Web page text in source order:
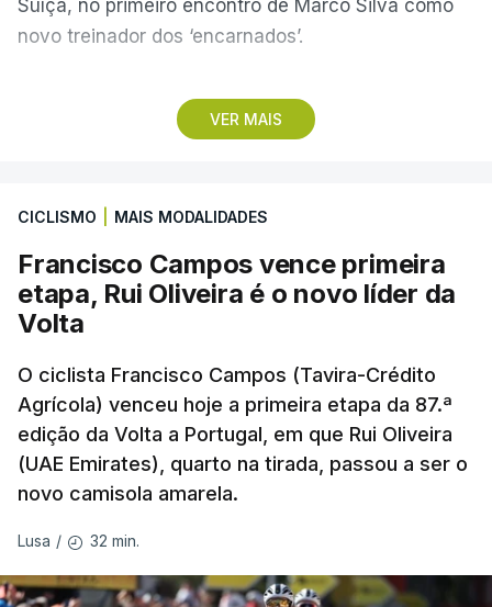
VER MAIS
Suíça, no primeiro encontro de Marco Silva como
novo treinador dos ‘encarnados’.
Pela frente, as ‘águias’ vão ter agora o vice-
campeão escocês, que tem o português Cláudio
de serem eliminados pelos austríacos do Sturm
Graz, com um agregado de 6-0.
Caso se qualifique, o Benfica vai encontrar outra
encontro entre Aarhus, campeão dinamarquês, ou
o Sabah, campeão do Azerbaijão, sendo que, em
caso de afastamento, os 'encarnados' caem para o
play-off da Liga Conferência, encontrando os
estónios do Paide ou os austríacos do Rapid Viena.
arbitragem do romeno Marian Barbu, enquanto a
CICLISMO MAIS MODALIDADES
Francisco Campos vence primeira
etapa, Rui Oliveira é o novo líder da
Volta
O ciclista Francisco Campos (Tavira-Crédito
Agrícola) venceu hoje a primeira etapa da 87.ª
edição da Volta a Portugal, em que Rui Oliveira
(UAE Emirates), quarto na tirada, passou a ser o
novo camisola amarela.
Lusa / 32 min.